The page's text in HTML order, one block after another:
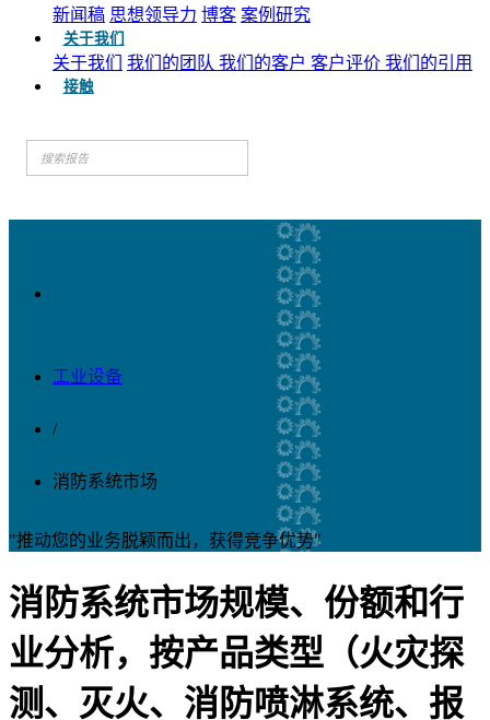
新闻稿 思想领导力 博客 案例研究
关于我们
关于我们 我们的团队 我们的客户 客户评价 我们的引用
接触
工业设备
/
消防系统市场
"推动您的业务脱颖而出，获得竞争优势"
消防系统市场规模、份额和行
业分析，按产品类型（火灾探
测、灭火、消防喷淋系统、报